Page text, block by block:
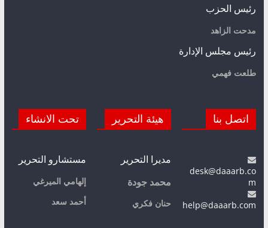
رئيس الحزب
مدحت الزاهد
رئيس مجلس الإدارة
طلعت فهمي
اتصل بنا
desk@daaarb.co
m
help@daaarb.com
هيئة التحرير
مديرا التحرير
محمد جودة
حنان فكري
تحت الانشاء
مستشارو التحرير
إلهامي الميرغي
أحمد سعد